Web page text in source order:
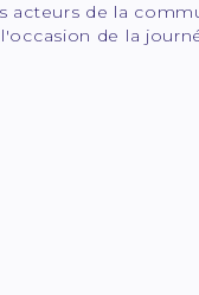
acteurs de la
de la